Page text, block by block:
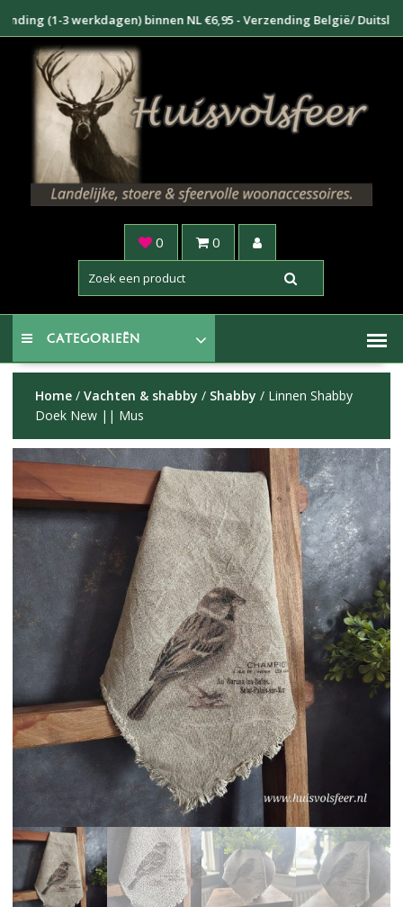
naar
inhoud
(1-3 werkdagen) binnen NL €6,95 - Verzending België/ Duitsland
0 0
CATEGORIEËN
Home/ Vachten & shabby / Shabby / Linnen Shabby
Doek New || Mus